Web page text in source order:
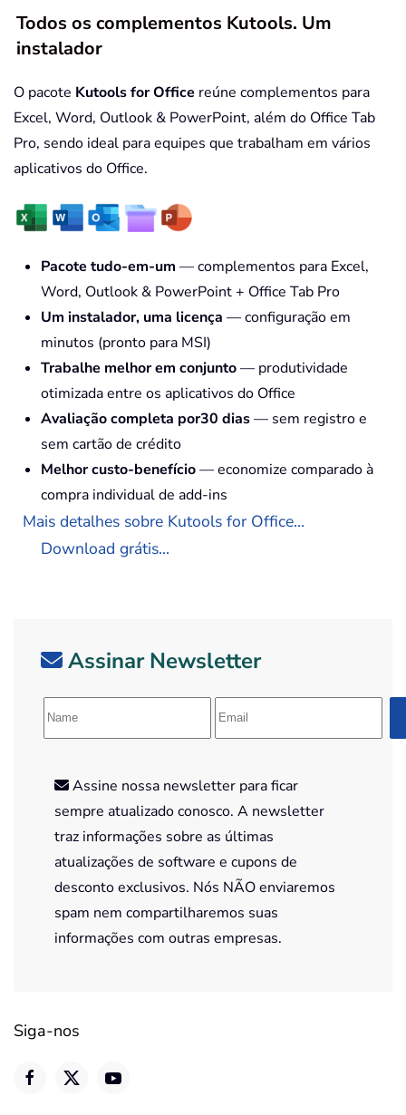
Todos os complementos Kutools. Um
instalador
O pacote Kutools for Office reúne complementos para
Excel, Word, Outlook & PowerPoint, além do Office Tab
Pro, sendo ideal para equipes que trabalham em vários
aplicativos do Office.
Pacote tudo-em-um — complementos para Excel,
Word, Outlook & PowerPoint + Office Tab Pro
Um instalador, uma licença — configuração em
minutos (pronto para MSI)
Trabalhe melhor em conjunto— produtividade
otimizada entre os aplicativos do Office
Avaliação completa por30 dias— sem registro e
sem cartão de crédito
Melhor custo-benefício— economize comparado à
compra individual de add-ins
Mais detalhes sobre Kutools for Office...
Download grátis...
Assinar Newsletter
Assine nossa newsletter para ficar
sempre atualizado conosco. A newsletter
traz informações sobre as últimas
atualizações de software e cupons de
desconto exclusivos. Nós NÃO enviaremos
spam nem compartilharemos suas
informações com outras empresas.
Siga-nos